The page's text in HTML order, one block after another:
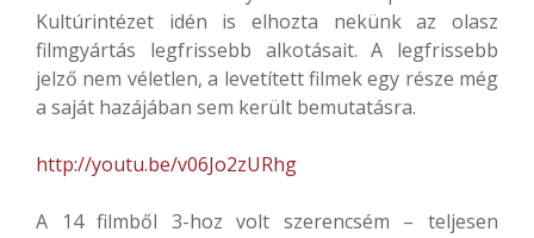
Kultúrintézet idén is elhozta nekünk az olasz
filmgyártás legfrissebb alkotásait. A legfrissebb
jelző nem véletlen, a levetített filmek egy része még
a saját hazájában sem került bemutatásra.
http://youtu.be/v06Jo2zURhg
A 14 filmből 3-hoz volt szerencsém – teljesen